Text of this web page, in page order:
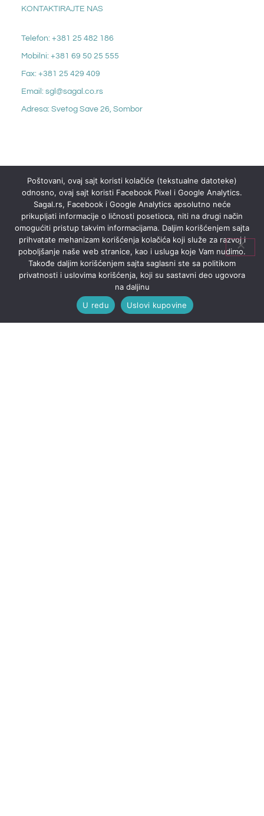
KONTAKTIRAJTE NAS
Telefon: +381 25 482 186
Mobilni: +381 69 50 25 555
Fax: +381 25 429 409
Email: sgl@sagal.co.rs
Adresa: Svetog Save 26, Sombor
Poštovani, ovaj sajt koristi kolačiće (tekstualne datoteke)
odnosno, ovaj sajt koristi Facebook Pixel i Google Analytics.
Sagal.rs, Facebook i Google Analytics apsolutno neće
prikupljati informacije o ličnosti posetioca, niti na drugi način
omogućiti pristup takvim informacijama. Daljim korišćenjem sajta
prihvatate mehanizam korišćenja kolačića koji služe za razvoj i
poboljšanje naše web stranice, kao i usluga koje Vam nudimo.
Takođe daljim korišćenjem sajta saglasni ste sa politikom
privatnosti i uslovima korišćenja, koji su sastavni deo ugovora
na daljinu
U redu
Uslovi kupovine